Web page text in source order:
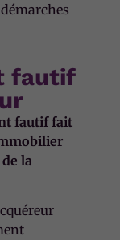
fautif
fautif fait
la